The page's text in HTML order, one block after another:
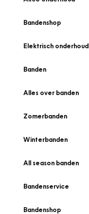
Bandenshop
Elektrisch onderhoud
Banden
Alles over banden
Zomerbanden
Winterbanden
All season banden
Bandenservice
Bandenshop